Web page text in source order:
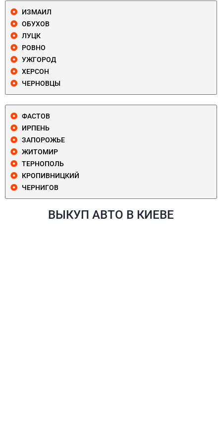
ИЗМАИЛ
ОБУХОВ
ЛУЦК
РОВНО
УЖГОРОД
ХЕРСОН
ЧЕРНОВЦЫ
ФАСТОВ
ИРПЕНЬ
ЗАПОРОЖЬЕ
ЖИТОМИР
ТЕРНОПОЛЬ
КРОПИВНИЦКИЙ
ЧЕРНИГОВ
ВЫКУП АВТО В КИЕВЕ